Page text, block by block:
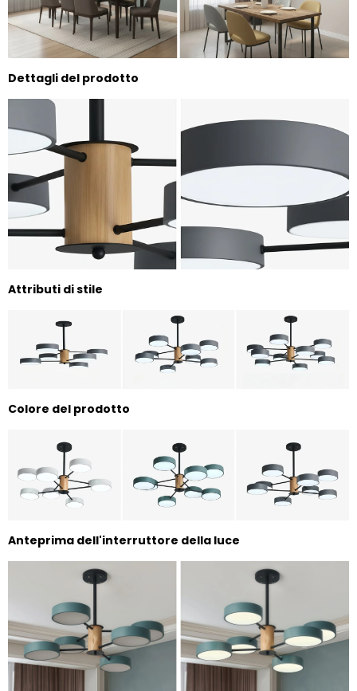
Dettagli del prodotto
Attributi di stile
Colore del prodotto
Anteprima dell'interruttore della luce